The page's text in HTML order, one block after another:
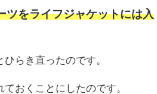
ツをライフジャケットには入
らき直ったのです。
おくことにしたのです。